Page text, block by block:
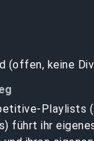
(offen, keine
Playlists
führt ihr